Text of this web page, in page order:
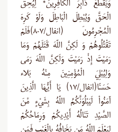
وَيَقْطَعَ دَابِرَ الْكَافِرِينَ* لِيُحِقَّ
الْحَقَّ وَيُبْطِلَ الْبَاطِلَ وَلَوْ كَرِهَ
الْمُجْرِمُونَ (انفال/۷-۸)فَلَمْ
تَقْتُلُوهُمْ وَ لَكِنَّ اللّهَ قَتَلَهُمْ وَمَا
رَمَيْتَ إِذْ رَمَيْتَ وَلَكِنَّ اللّهَ رَمَى
وَلِيُبْلِيَ الْمُؤْمِنِينَ مِنْهُ بَلاء
حَسَنًا(انفال/۱۷) يَا أَيُّهَا الَّذِينَ
آمَنُواْ لَيَبْلُوَنَّكُمُ اللّهُ بِشَيْءٍ مِّنَ
الصَّيْدِ تَنَالُهُ أَيْدِيكُمْ وَرِمَاحُكُمْ